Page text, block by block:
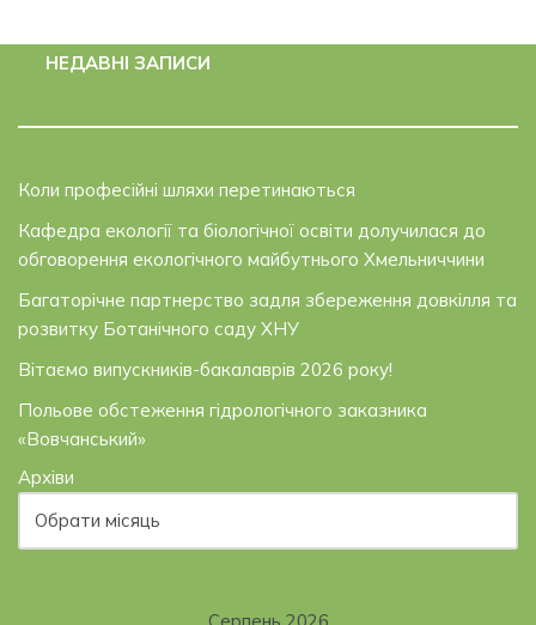
НЕДАВНІ ЗАПИСИ
Коли професійні шляхи перетинаються
Кафедра екології та біологічної освіти долучилася до
обговорення екологічного майбутнього Хмельниччини
Багаторічне партнерство задля збереження довкілля та
розвитку Ботанічного саду ХНУ
Вітаємо випускників-бакалаврів 2026 року!
Польове обстеження гідрологічного заказника
«Вовчанський»
Архіви